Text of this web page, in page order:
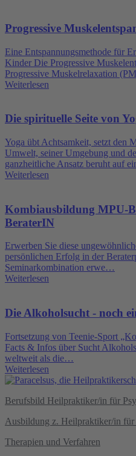
Progressive
Eine Entspannungsmethode für
Kinder Die Progressive
Progressive Muskelrelaxation
Weiterlesen
Die spirituelle Seite von
Yoga übt Achtsamkeit, setzt den
Umwelt, seiner Umgebung und
ganzheitliche Ansatz beruht auf
Weiterlesen
Kombiausbildung MPU-
BeraterIN
Erwerben Sie diese
persönlichen Erfolg in der
Seminarkombination erwe…
Weiterlesen
Die Alkoholsucht - noch
Fortsetzung von Teenie-Sport
Facts & Infos über Sucht
weltweit als die…
Weiterlesen
Berufsbild Heilpraktiker/in für
Ausbildung z. Heilpraktiker/in für
Therapien und Verfahren